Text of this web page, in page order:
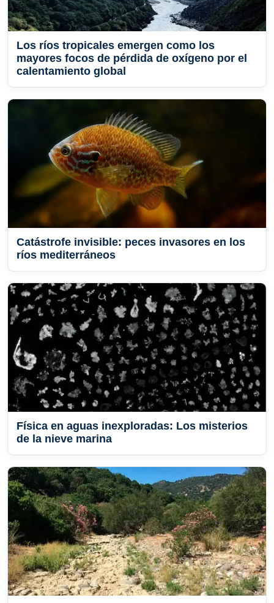
Los ríos tropicales emergen como los
mayores focos de pérdida de oxígeno por el
calentamiento global
Catástrofe invisible: peces invasores en los
ríos mediterráneos
Física en aguas inexploradas: Los misterios
de la nieve marina